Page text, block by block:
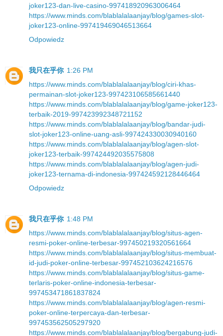
joker123-dan-live-casino-997418920963006464
https://www.minds.com/blablalalaanjay/blog/games-slot-
joker123-online-997419469046513664
Odpowiedz
我只在乎你 1:26 PM
https://www.minds.com/blablalalaanjay/blog/ciri-khas-
permainan-slot-joker123-997423106585661440
https://www.minds.com/blablalalaanjay/blog/game-joker123-
terbaik-2019-997423992348721152
https://www.minds.com/blablalalaanjay/blog/bandar-judi-
slot-joker123-online-uang-asli-997424330030940160
https://www.minds.com/blablalalaanjay/blog/agen-slot-
joker123-terbaik-997424492035575808
https://www.minds.com/blablalalaanjay/blog/agen-judi-
joker123-ternama-di-indonesia-997424592128446464
Odpowiedz
我只在乎你 1:48 PM
https://www.minds.com/blablalalaanjay/blog/situs-agen-
resmi-poker-online-terbesar-997450219320561664
https://www.minds.com/blablalalaanjay/blog/situs-membuat-
id-judi-poker-online-terbesar-997452103624216576
https://www.minds.com/blablalalaanjay/blog/situs-game-
terlaris-poker-online-indonesia-terbesar-
997453471861837824
https://www.minds.com/blablalalaanjay/blog/agen-resmi-
poker-online-terpercaya-dan-terbesar-
997453562505297920
https://www.minds.com/blablalalaanjay/blog/bergabung-judi-